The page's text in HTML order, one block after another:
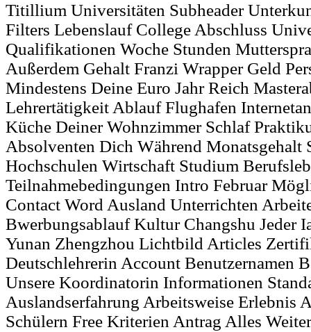
Titillium Universitäten Subheader
Filters Lebenslauf College Abschluss
Qualifikationen Woche Stunden
Außerdem Gehalt Franzi Wrapper Geld
Mindestens Deine Euro Jahr Reich
Lehrertätigkeit Ablauf Flughafen
Küche Deiner Wohnzimmer Schlaf
Absolventen Dich Während Monatsgehalt
Hochschulen Wirtschaft Studium
Teilnahmebedingungen Intro Februar
Contact Word Ausland Unterrichten
Bwerbungsablauf Kultur Changshu Jeder
Yunan Zhengzhou Lichtbild Articles
Deutschlehrerin Account Benutzernamen
Unsere Koordinatorin Informationen
Auslandserfahrung Arbeitsweise Erlebnis
Schülern Free Kriterien Antrag Alles